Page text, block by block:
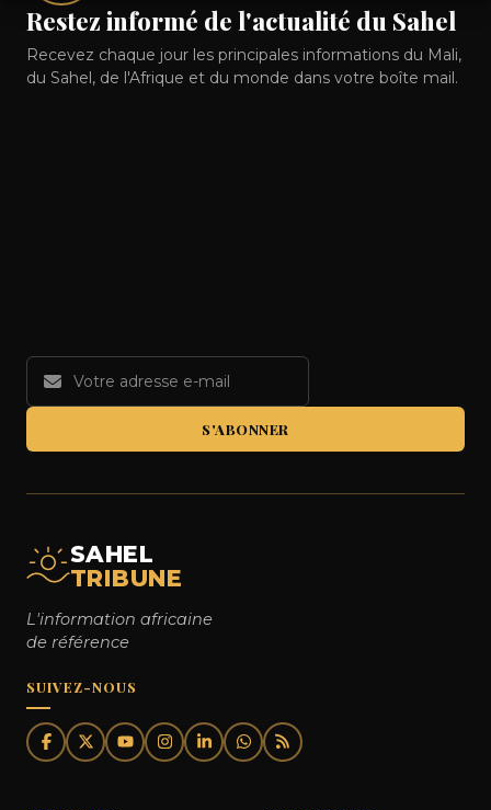
Restez informé de l'actualité du Sahel
Recevez chaque jour les principales informations du Mali,
du Sahel, de l'Afrique et du monde dans votre boîte mail.
S'ABONNER
SAHEL
TRIBUNE
L'information africaine
de référence
SUIVEZ-NOUS